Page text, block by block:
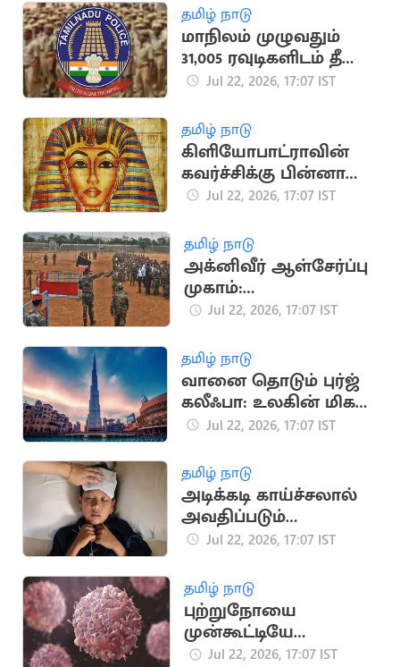
தமிழ் நாடு
மாநிலம் முழுவதும்
31,005 ரவுடிகளிடம் தீவிர
சோதனை:
அறிக்கை
Jul 22, 2026, 17:07 IST
தமிழ் நாடு
கிளியோபாட்ராவின்
கவர்ச்சிக்கு பின்னால்
உள்ள சுவாரசியமான
Jul 22, 2026, 17:07 IST
தமிழ் நாடு
அக்னிவீர் ஆள்சேர்ப்பு
முகாம்:
விண்ணப்பதாரர்களுக்
முக்கிய அறிவுறுத்தல்
Jul 22, 2026, 17:07 IST
தமிழ் நாடு
வானை தொடும் புர்ஜ்
கலீஃபா: உலகின் மிக
உயரமான கட்டிடம்
Jul 22, 2026, 17:07 IST
தமிழ் நாடு
அடிக்கடி காய்ச்சலால்
அவதிப்படும்
குழந்தைகள்: முக்கிய
Jul 22, 2026, 17:07 IST
தமிழ் நாடு
புற்றுநோயை
முன்கூட்டியே
கண்டறிய உதவும்
Jul 22, 2026, 17:07 IST